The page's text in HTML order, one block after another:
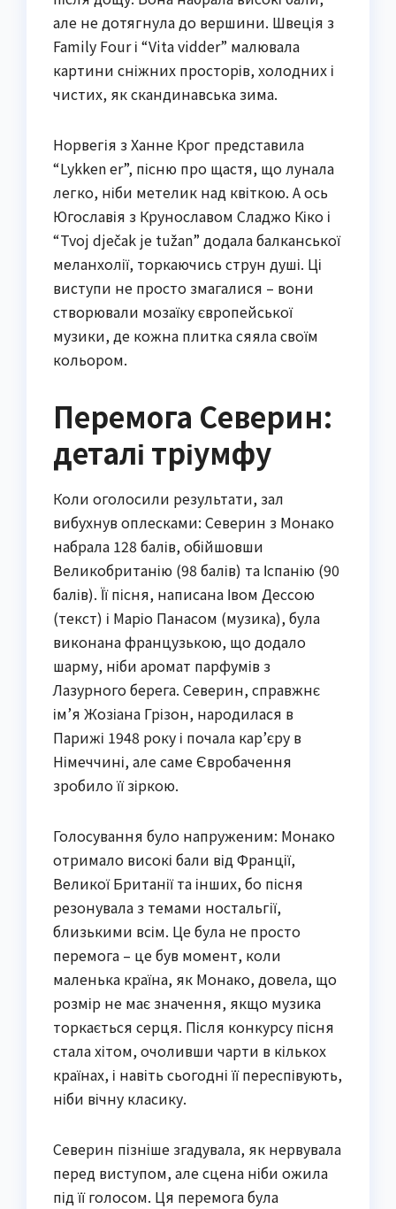
але не дотягнула до вершини. Швеція з
Family Four і “Vita vidder” малювала
картини сніжних просторів, холодних і
чистих, як скандинавська зима.
Норвегія з Ханне Крог представила
“Lykken er”, пісню про щастя, що лунала
легко, ніби метелик над квіткою. А ось
Югославія з Крунославом Сладжо Кіко і
“Tvoj dječak je tužan” додала балканської
меланхолії, торкаючись струн душі. Ці
виступи не просто змагалися – вони
створювали мозаїку європейської
музики, де кожна плитка сяяла своїм
кольором.
Перемога Северин:
деталі тріумфу
Коли оголосили результати, зал
вибухнув оплесками: Северин з Монако
набрала 128 балів, обійшовши
Великобританію (98 балів) та Іспанію (90
балів). Її пісня, написана Івом Дессою
(текст) і Маріо Панасом (музика), була
виконана французькою, що додало
шарму, ніби аромат парфумів з
Лазурного берега. Северин, справжнє
ім’я Жозіана Грізон, народилася в
Парижі 1948 року і почала кар’єру в
Німеччині, але саме Євробачення
зробило її зіркою.
Голосування було напруженим: Монако
отримало високі бали від Франції,
Великої Британії та інших, бо пісня
резонувала з темами ностальгії,
близькими всім. Це була не просто
перемога – це був момент, коли
маленька країна, як Монако, довела, що
розмір не має значення, якщо музика
торкається серця. Після конкурсу пісня
стала хітом, очоливши чарти в кількох
країнах, і навіть сьогодні її переспівують,
ніби вічну класику.
Северин пізніше згадувала, як нервувала
перед виступом, але сцена ніби ожила
під її голосом. Ця перемога була